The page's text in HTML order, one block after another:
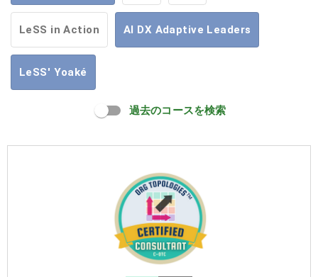
LeSS in Action AI DX Adaptive Leaders
LeSS' Yoaké
過去のコースを検索